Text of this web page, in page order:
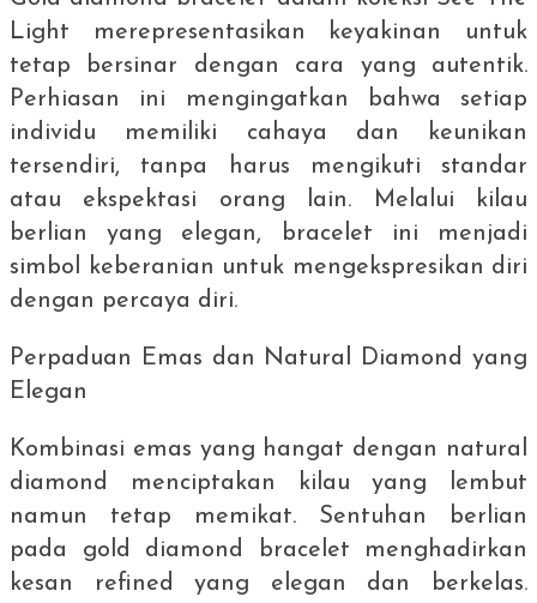
Light merepresentasikan keyakinan untuk
tetap bersinar dengan cara yang autentik.
Perhiasan ini mengingatkan bahwa setiap
individu memiliki cahaya dan keunikan
tersendiri, tanpa harus mengikuti standar
atau ekspektasi orang lain. Melalui kilau
berlian yang elegan,
bracelet
ini menjadi
simbol keberanian untuk mengekspresikan diri
dengan percaya diri.
Perpaduan Emas dan Natural Diamondyang
Elegan
Kombinasi emas yang hangat dengan natural
diamond
menciptakan kilau yang lembut
namun tetap memikat. Sentuhan berlian
pada gold diamond bracelet menghadirkan
kesan refined yang elegan dan berkelas.